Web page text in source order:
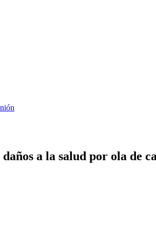
a la salud por ola de